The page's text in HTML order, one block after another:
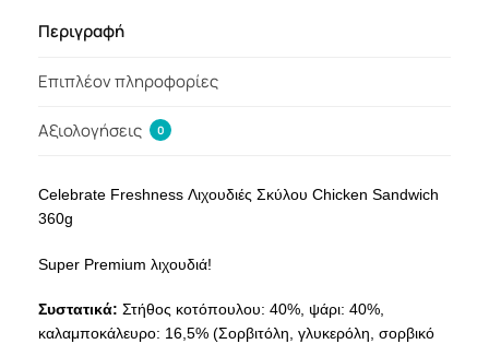
Περιγραφή
Επιπλέον πληροφορίες
Αξιολογήσεις 0
Celebrate Freshness Λιχουδιές Σκύλου Chicken Sandwich
360g
Super Premium λιχουδιά!
Συστατικά: Στήθος κοτόπουλου: 40%, ψάρι: 40%,
καλαμποκάλευρο: 16,5% (Σορβιτόλη, γλυκερόλη, σορβικό